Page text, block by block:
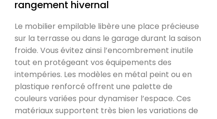
rangement hivernal
Le mobilier empilable libère une place précieuse
sur la terrasse ou dans le garage durant la saison
froide. Vous évitez ainsi l’encombrement inutile
tout en protégeant vos équipements des
intempéries. Les modèles en métal peint ou en
plastique renforcé offrent une palette de
couleurs variées pour dynamiser l’espace. Ces
matériaux supportent très bien les variations de